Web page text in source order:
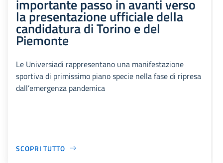
importante passo in avanti verso
la presentazione ufficiale della
candidatura di Torino e del
Piemonte
Le Universiadi rappresentano una manifestazione
sportiva di primissimo piano specie nella fase di ripresa
dall’emergenza pandemica
SCOPRI TUTTO